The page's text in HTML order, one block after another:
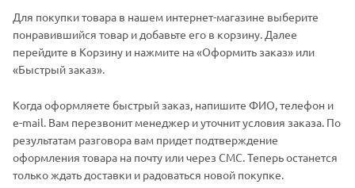
Для покупки товара в нашем интернет-магазине выберите
понравившийся товар и добавьте его в корзину. Далее
перейдите в Корзину и нажмите на «Оформить заказ» или
«Быстрый заказ».
Когда оформляете быстрый заказ, напишите ФИО, телефон и
e-mail. Вам перезвонит менеджер и уточнит условия заказа. По
результатам разговора вам придет подтверждение
оформления товара на почту или через СМС. Теперь останется
только ждать доставки и радоваться новой покупке.